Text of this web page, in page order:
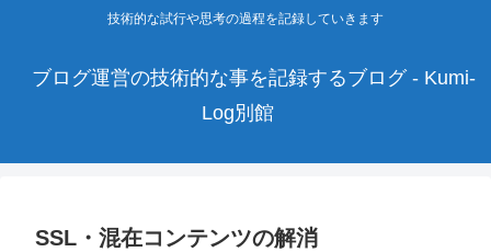
技術的な試行や思考の過程を記録していきます
ブログ運営の技術的な事を記録するブログ - Kumi-
Log別館
SSL・混在コンテンツの解消